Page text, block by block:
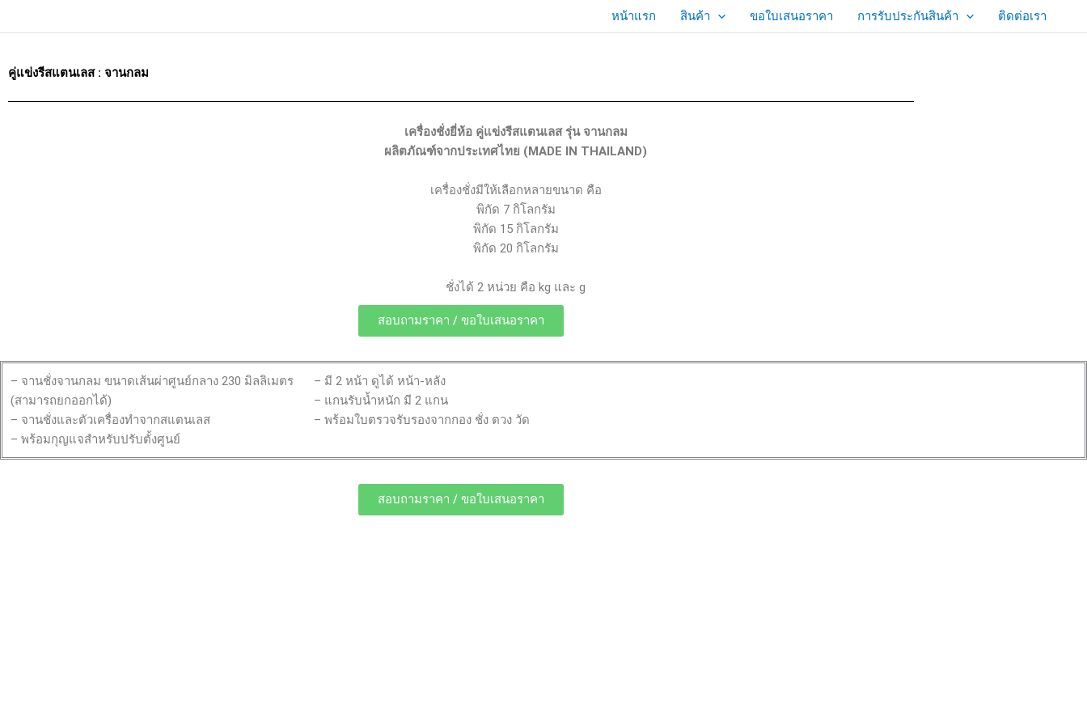
หน้าแรก สินค้า ขอใบเสนอราคา การรับประกันสินค้า ติดต่อเรา
คู่แข่งรีสแตนเลส : จานกลม
เครื่องชั่งยี่ห้อ คู่แข่งรีสแตนเลส รุ่น จานกลม
ผลิตภัณฑ์จากประเทศไทย (MADE IN THAILAND)
เครื่องชั่งมีให้เลือกหลายขนาด คือ
พิกัด 7 กิโลกรัม
พิกัด 15 กิโลกรัม
พิกัด 20 กิโลกรัม
ชั่งได้ 2 หน่วย คือ kg และ g
สอบถามราคา / ขอใบเสนอราคา
– จานชั่งจานกลม ขนาดเส้นผ่าศูนย์กลาง 230 มิลลิเมตร
(สามารถยกออกได้)
– จานชั่งและตัวเครื่องทำจากสแตนเลส
– พร้อมกุญแจสำหรับปรับตั้งศูนย์
– มี 2 หน้า ดูได้ หน้า-หลัง
– แกนรับน้ำหนัก มี 2 แกน
– พร้อมใบตรวจรับรองจากกอง ชั่ง ตวง วัด
สอบถามราคา / ขอใบเสนอราคา